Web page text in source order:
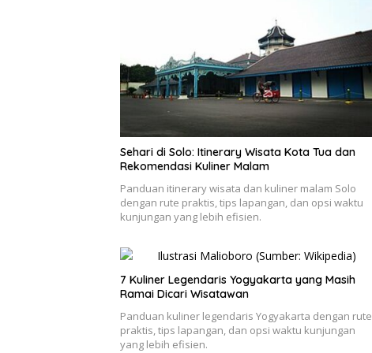
Sehari di Solo: Itinerary Wisata Kota Tua dan
Rekomendasi Kuliner Malam
Panduan itinerary wisata dan kuliner malam Solo
dengan rute praktis, tips lapangan, dan opsi waktu
kunjungan yang lebih efisien.
7 Kuliner Legendaris Yogyakarta yang Masih
Ramai Dicari Wisatawan
Panduan kuliner legendaris Yogyakarta dengan rute
praktis, tips lapangan, dan opsi waktu kunjungan
yang lebih efisien.